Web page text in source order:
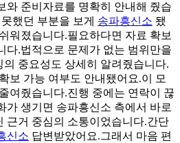
와 준비자료를 명확히 안내해 줬습
했던 부분을 보게 송파흥신소 됐
워졌습니다.필요하다면 자료 확보
다.법적으로 문제가 없는 범위만을
중요성도 상세히 알려줬습니다.
보 가능 여부도 안내됐어요.이 모
여줬습니다.진행 중에는 연락이 끊
가 생기면 송파흥신소 측에서 바로
근거 중심의 소통이었습니다.간단
신소 답변받았어요.그래서 마음 편